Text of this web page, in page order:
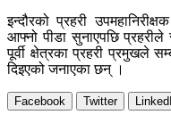
इन्दौरको प्रहरी
आफ्नो पीडा सुनाएपछि
पूर्वी क्षेत्रका प्रहरी प्रमुखले
दिइएको जनाएका छन् ।
Facebook Twitter